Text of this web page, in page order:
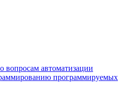
вопросам автоматизации
программируемых